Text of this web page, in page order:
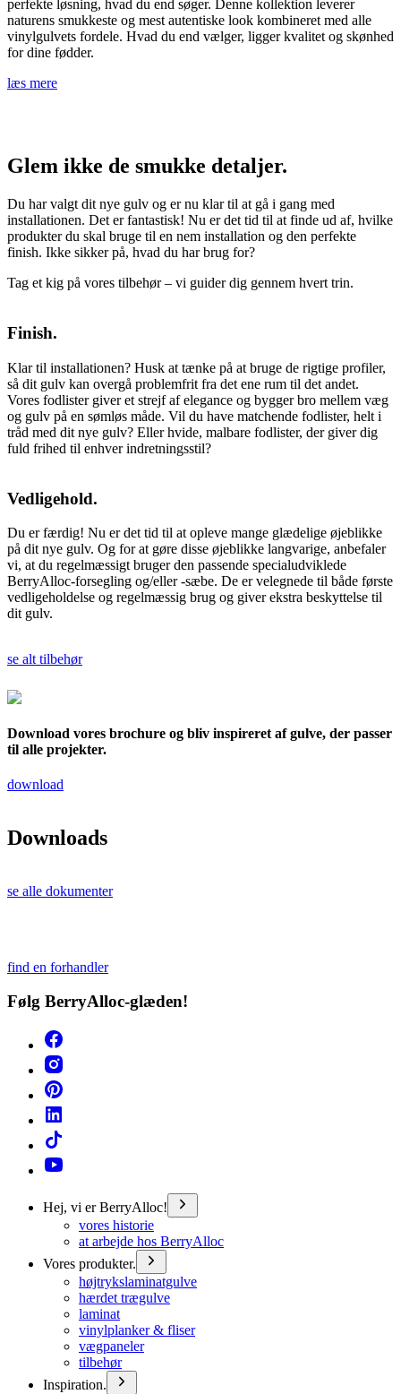
perfekte løsning, hvad du end søger. Denne kollektion leverer
naturens smukkeste og mest autentiske look kombineret med alle
vinylgulvets fordele. Hvad du end vælger, ligger kvalitet og skønhed
for dine fødder.
læs mere
Glem ikke de smukke detaljer.
Du har valgt dit nye gulv og er nu klar til at gå i gang med
installationen. Det er fantastisk! Nu er det tid til at finde ud af, hvilke
produkter du skal bruge til en nem installation og den perfekte
finish. Ikke sikker på, hvad du har brug for?
Tag et kig på vores tilbehør – vi guider dig gennem hvert trin.
Finish.
Klar til installationen? Husk at tænke på at bruge de rigtige profiler,
så dit gulv kan overgå problemfrit fra det ene rum til det andet.
Vores fodlister giver et strejf af elegance og bygger bro mellem væg
og gulv på en sømløs måde. Vil du have matchende fodlister, helt i
tråd med dit nye gulv? Eller hvide, malbare fodlister, der giver dig
fuld frihed til enhver indretningsstil?
Vedligehold.
Du er færdig! Nu er det tid til at opleve mange glædelige øjeblikke
på dit nye gulv. Og for at gøre disse øjeblikke langvarige, anbefaler
vi, at du regelmæssigt bruger den passende specialudviklede
BerryAlloc-forsegling og/eller -sæbe. De er velegnede til både første
vedligeholdelse og regelmæssig brug og giver ekstra beskyttelse til
dit gulv.
se alt tilbehør
Download vores brochure og bliv inspireret af gulve, der passer
til alle projekter.
download
Downloads
se alle dokumenter
find en forhandler
Følg BerryAlloc-glæden!
Hej, vi er BerryAlloc!
vores historie
at arbejde hos BerryAlloc
Vores produkter.
højtrykslaminatgulve
hærdet trægulve
laminat
vinylplanker & fliser
vægpaneler
tilbehør
Inspiration.